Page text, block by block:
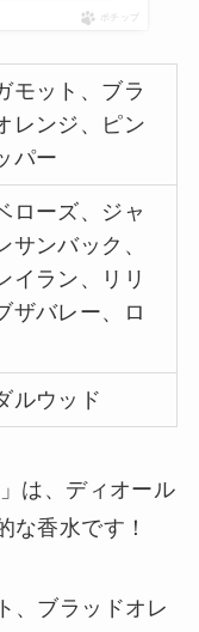
ポチップ
モット、ブラ
レンジ、ピン
パー
ローズ、ジャ
サンバック、
イラン、リリ
ザバレー、ロ
ルウッド
は、ディオール
な香水です！
、ブラッドオレ